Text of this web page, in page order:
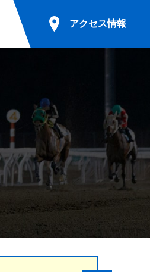
アクセス情報
無料送迎バスでのご来場
公共の交通機関でのご来場